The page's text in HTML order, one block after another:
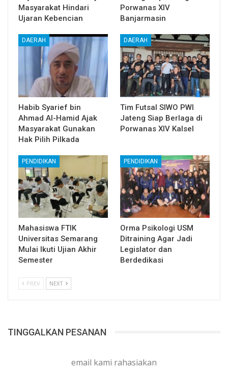
Masyarakat Hindari
Ujaran Kebencian
Porwanas XIV
Banjarmasin
DAERAH
Habib Syarief bin
Ahmad Al-Hamid Ajak
Masyarakat Gunakan
Hak Pilih Pilkada
DAERAH
Tim Futsal SIWO PWI
Jateng Siap Berlaga di
Porwanas XIV Kalsel
PENDIDIKAN
Mahasiswa FTIK
Universitas Semarang
Mulai Ikuti Ujian Akhir
Semester
PENDIDIKAN
Orma Psikologi USM
Ditraining Agar Jadi
Legislator dan
Berdedikasi
PREV NEXT
TINGGALKAN PESANAN
email kami rahasiakan